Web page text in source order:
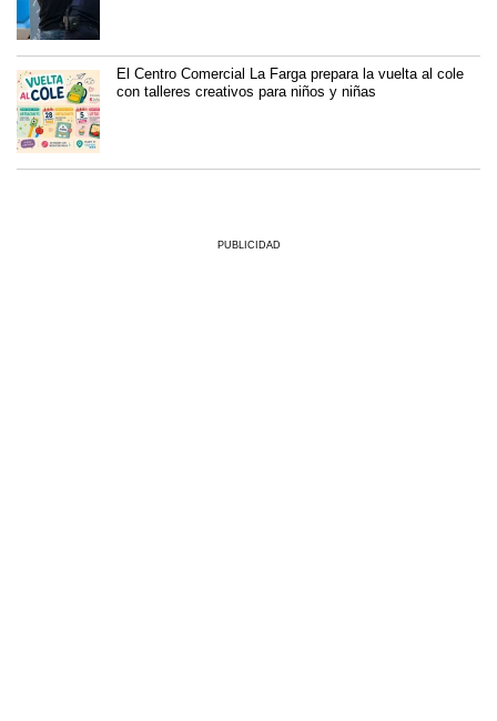
El Centro Comercial La Farga prepara la vuelta al cole
con talleres creativos para niños y niñas
PUBLICIDAD